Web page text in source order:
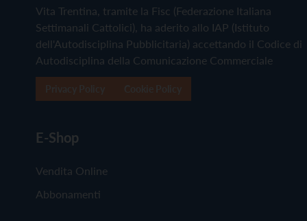
Vita Trentina, tramite la Fisc (Federazione Italiana
Settimanali Cattolici), ha aderito allo IAP (Istituto
dell'Autodisciplina Pubblicitaria) accettando il Codice di
Autodisciplina della Comunicazione Commerciale
E-Shop
Vendita Online
Abbonamenti